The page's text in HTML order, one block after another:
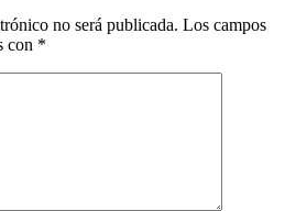
no será publicada. Los campos
con *